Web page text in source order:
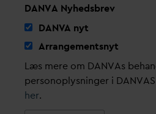
DANVA Nyhedsbrev
DANVA nyt
Arrangementsnyt
Læs mere om DANVAs
personoplysninger i
her.